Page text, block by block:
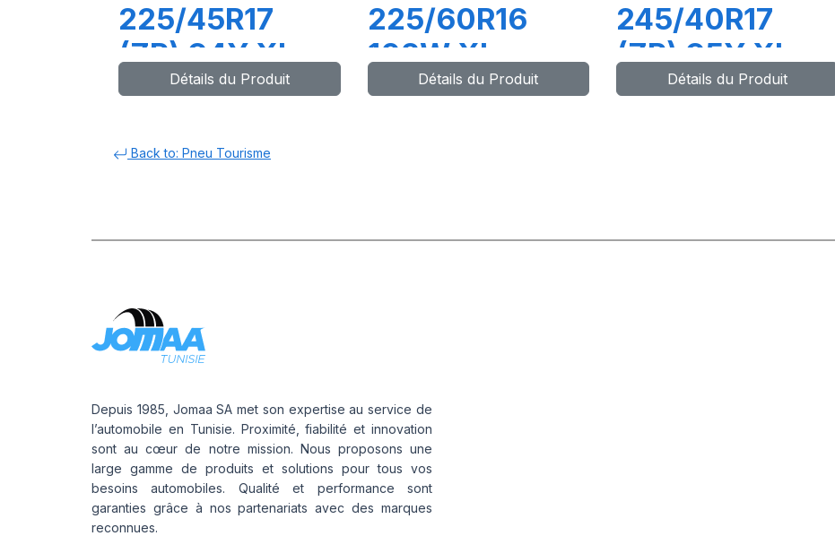
225/45R17
(ZR) 94Y XL
PILOT SPORT
Détails du Produit
225/60R16
102W XL
PRIMACY 5
Détails du Produit
245/40R17
(ZR) 95Y XL
PILOT SPORT 5
Détails du Produit
Back to: Pneu Tourisme
Depuis 1985, Jomaa SA met son expertise au service de
l’automobile en Tunisie. Proximité, fiabilité et innovation
sont au cœur de notre mission. Nous proposons une
large gamme de produits et solutions pour tous vos
besoins automobiles. Qualité et performance sont
garanties grâce à nos partenariats avec des marques
reconnues.